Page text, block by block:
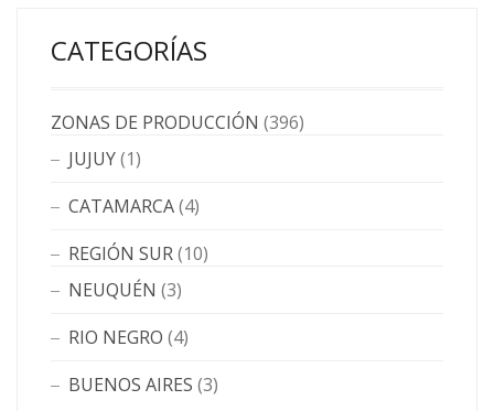
CATEGORÍAS
ZONAS DE PRODUCCIÓN (396)
JUJUY(1)
CATAMARCA(4)
REGIÓN SUR(10)
NEUQUÉN (3)
RIO NEGRO (4)
BUENOS AIRES (3)